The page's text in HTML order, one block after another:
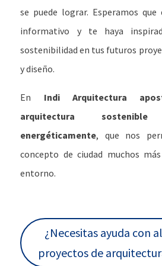
se puede lograr. Esperamos
informativo y te haya
sostenibilidad en tus futuros
y diseño.
En Indi Arquitectura
arquitectura
energéticamente, que nos
concepto de ciudad muchos
entorno.
¿Necesitas ayuda con
proyectos de